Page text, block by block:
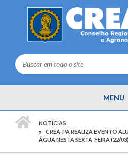
MENU
NOTICIAS
CREA-PA REALIZA EVENTO
ÁGUA NESTA SEXTA-FEIRA (22/03)